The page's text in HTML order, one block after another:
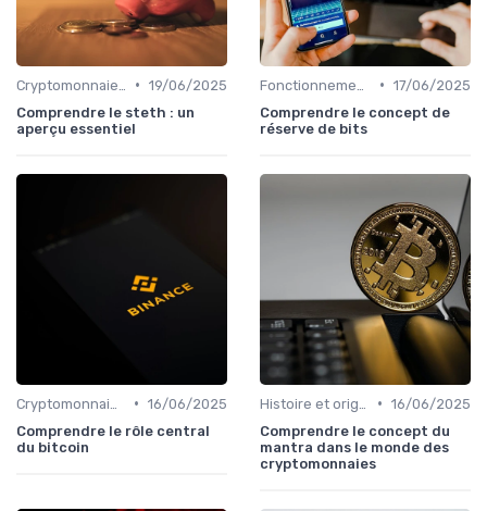
• 19/06/2025
Comprendre le steth : un
aperçu essentiel
• 17/06/2025
Comprendre le concept de
réserve de bits
• 16/06/2025
Comprendre le rôle central
du bitcoin
• 16/06/2025
Comprendre le concept du
mantra dans le monde des
cryptomonnaies